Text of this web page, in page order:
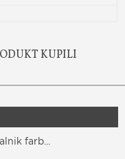
KUPILI
farb...